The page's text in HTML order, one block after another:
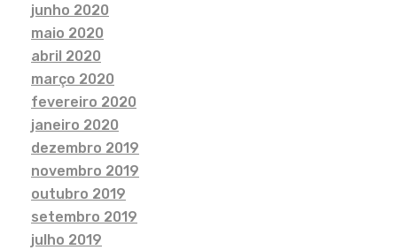
junho 2020
maio 2020
abril 2020
março 2020
fevereiro 2020
janeiro 2020
dezembro 2019
novembro 2019
outubro 2019
setembro 2019
julho 2019